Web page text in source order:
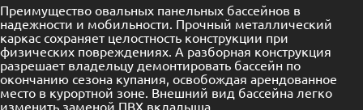
Преимущество овальных панельных бассейнов в
надежности и мобильности. Прочный металлический
каркас сохраняет целостность конструкции при
физических повреждениях. А разборная конструкция
разрешает владельцу демонтировать бассейн по
окончанию сезона купания, освобождая арендованное
место в курортной зоне. Внешний вид бассейна легко
изменить заменой ПВХ вкладыша.